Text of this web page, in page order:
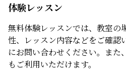
体験レッスン
無料体験レッスンでは、教室の
性、レッスン内容などをご確認
にお問い合わせください。また
もご利用いただけます。